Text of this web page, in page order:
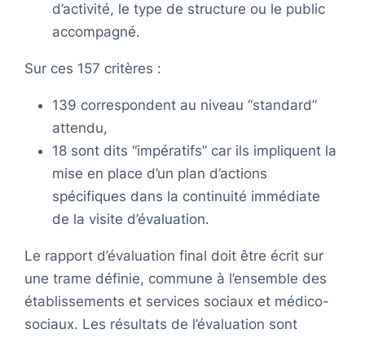
d’activité, le type de structure ou le public
accompagné.
Sur ces 157 critères :
139 correspondent au niveau “standard”
attendu,
18 sont dits “impératifs” car ils impliquent la
mise en place d’un plan d’actions
spécifiques dans la continuité immédiate
de la visite d’évaluation.
Le rapport d’évaluation final doit être écrit sur
une trame définie, commune à l’ensemble des
établissements et services sociaux et médico-
sociaux. Les résultats de l’évaluation sont